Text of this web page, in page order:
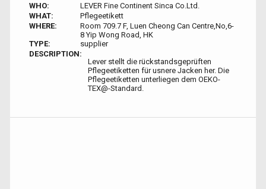
WHO:
LEVER Fine Continent Sinca Co.Ltd.
WHAT:
Pflegeetikett
WHERE:
Room 709.7 F, Luen Cheong Can Centre,No,6-
8 Yip Wong Road, HK
TYPE:
supplier
DESCRIPTION:
Lever stellt die rückstandsgeprüften
Pflegeetiketten für usnere Jacken her. Die
Pflegeetiketten unterliegen dem OEKO-
TEX@-Standard.